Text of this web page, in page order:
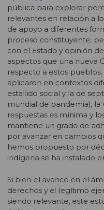
pública para explorar
relevantes en relación a
de apoyo a diferentes
proceso constituyente;
con el Estado y opinión
aspectos que una nueva
respecto a estos
aplicaron en contextos
estallido social y la de
mundial de pandemia), la
respuestas es mínima y
mantiene un grado de
por avanzar en cambios
hemos propuesto por
indígena se ha instalado
Si bien el avance en el
derechos y el legítimo
siendo relevante, este